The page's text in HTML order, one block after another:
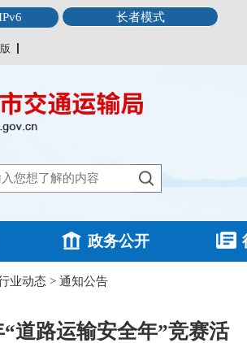
长者模式
政务公开
业动态 > 通知公告
“道路运输安全年”竞赛活